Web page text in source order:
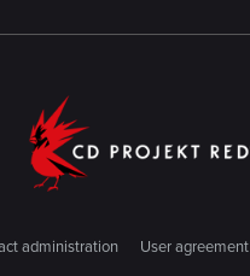
administration User agreement